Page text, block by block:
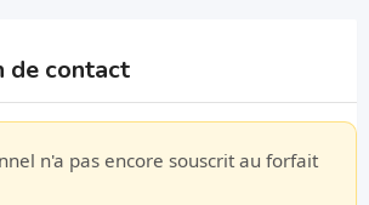
de contact
n'a pas encore souscrit au forfait